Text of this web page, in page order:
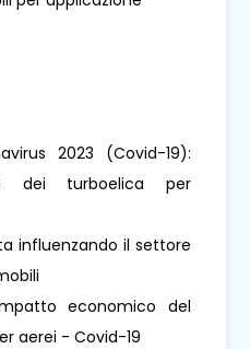
2023 (Covid-19):
dei turboelica per
influenzando il settore
economico del
aerei - Covid-19